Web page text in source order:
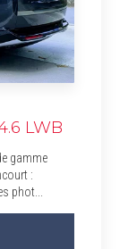
LWB
gamme
:
phot...